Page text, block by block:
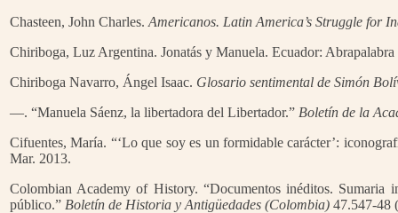
Chasteen, John Charles. Americanos. Latin America’s Struggle for
Chiriboga, Luz Argentina. Jonatás y Manuela. Ecuador:
Chiriboga Navarro, Ángel Isaac. Glosario sentimental de Simón
—. “Manuela Sáenz, la libertadora del Libertador.” Boletín de la
Cifuentes, María. “‘Lo que soy es un formidable carácter’:
Mar. 2013.
Colombian Academy of History. “Documentos inéditos. Sumaria
público.” Boletín de Historia y Antigüedades (Colombia) 47.547-48